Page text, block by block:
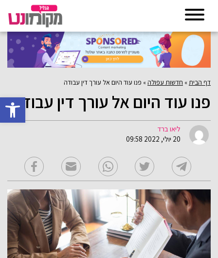
פתח
דף הבית » חדשות עפולה» פנו עוד היום אל עורך דין עבודה
פנו עוד היום אל עורך דין עבודה
ליאו ברד
20 יולי, 2022 09:58